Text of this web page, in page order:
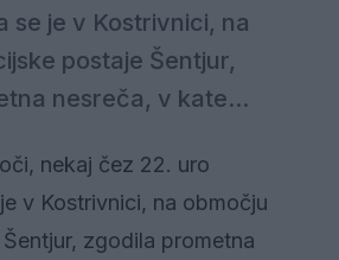
se je v Kostrivnici, na
postaje Šentjur,
nesreča, v kate...
nekaj čez 22. uro
v Kostrivnici, na območju
zgodila prometna